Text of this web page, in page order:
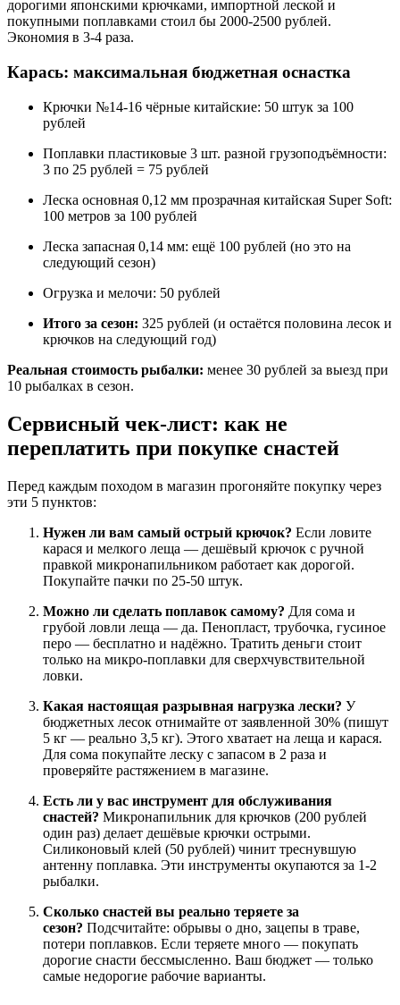
дорогими японскими крючками, импортной леской и
покупными поплавками стоил бы 2000-2500 рублей.
Экономия в 3-4 раза.
Карась: максимальная бюджетная оснастка
Крючки №14-16 чёрные китайские: 50 штук за 100
рублей
Поплавки пластиковые 3 шт. разной грузоподъёмности:
3 по 25 рублей = 75 рублей
Леска основная 0,12 мм прозрачная китайская Super Soft:
100 метров за 100 рублей
Леска запасная 0,14 мм: ещё 100 рублей (но это на
следующий сезон)
Огрузка и мелочи: 50 рублей
Итого за сезон: 325 рублей (и остаётся половина лесок и
крючков на следующий год)
Реальная стоимость рыбалки: менее 30 рублей за выезд при
10 рыбалках в сезон.
Сервисный чек-лист: как не
переплатить при покупке снастей
Перед каждым походом в магазин прогоняйте покупку через
эти 5 пунктов:
Нужен ли вам самый острый крючок? Если ловите
карася и мелкого леща — дешёвый крючок с ручной
правкой микронапильником работает как дорогой.
Покупайте пачки по 25-50 штук.
Можно ли сделать поплавок самому? Для сома и
грубой ловли леща — да. Пенопласт, трубочка, гусиное
перо — бесплатно и надёжно. Тратить деньги стоит
только на микро-поплавки для сверхчувствительной
ловки.
Какая настоящая разрывная нагрузка лески? У
бюджетных лесок отнимайте от заявленной 30% (пишут
5 кг — реально 3,5 кг). Этого хватает на леща и карася.
Для сома покупайте леску с запасом в 2 раза и
проверяйте растяжением в магазине.
Есть ли у вас инструмент для обслуживания
снастей? Микронапильник для крючков (200 рублей
один раз) делает дешёвые крючки острыми.
Силиконовый клей (50 рублей) чинит треснувшую
антенну поплавка. Эти инструменты окупаются за 1-2
рыбалки.
Сколько снастей вы реально теряете за
сезон? Подсчитайте: обрывы о дно, зацепы в траве,
потери поплавков. Если теряете много — покупать
дорогие снасти бессмысленно. Ваш бюджет — только
самые недорогие рабочие варианты.